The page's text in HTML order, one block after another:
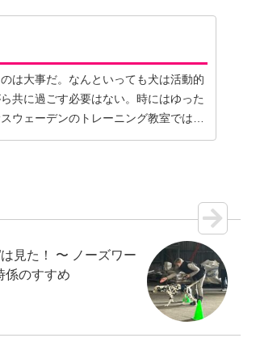
は大事だ。なんといっても犬は活動的
共に過ごす必要はない。時にはゆった
ウェーデンのトレーニング教室ではよ
は見た！ 〜 ノーズワー
係のすすめ